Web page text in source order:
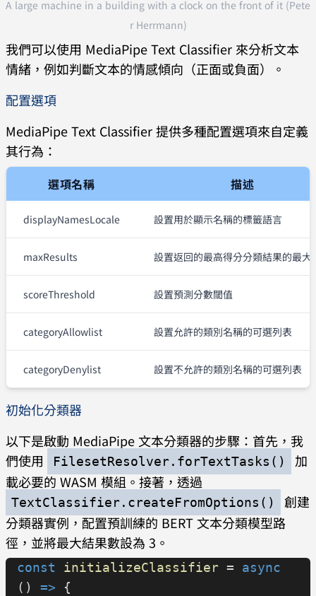
A large machine in a building with a clock on the front of it (Pete
r Herrmann)
我們可以使用 MediaPipe Text Classifier 來分析文本
情緒，例如判斷文本的情感傾向（正面或負面）。
配置選項
MediaPipe Text Classifier 提供多種配置選項來自定義
其行為：
選項名稱 描述
displayNamesLocale 設置用於顯示名稱的標籤語言
maxResults 設置返回的最高得分分類結果的最大
scoreThreshold 設置預測分數閾值
categoryAllowlist 設置允許的類別名稱的可選列表
categoryDenylist 設置不允許的類別名稱的可選列表
初始化分類器
以下是啟動 MediaPipe 文本分類器的步驟：首先，我
們使用
FilesetResolver.forTextTasks()
加
載必要的 WASM 模組。接著，透過
TextClassifier.createFromOptions()
創建
分類器實例，配置預訓練的 BERT 文本分類模型路
徑，並將最大結果數設為 3。
const initializeClassifier = async
() => {